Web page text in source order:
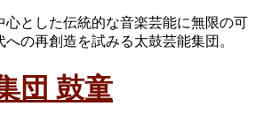
心とした伝統的な音楽芸能に無限の可
の再創造を試みる太鼓芸能集団。